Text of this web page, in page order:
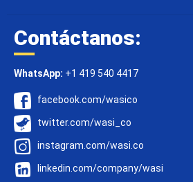
Contáctanos:
WhatsApp: +1 419 540 4417
facebook.com/wasico
twitter.com/wasi_co
instagram.com/wasi.co
linkedin.com/company/wasi